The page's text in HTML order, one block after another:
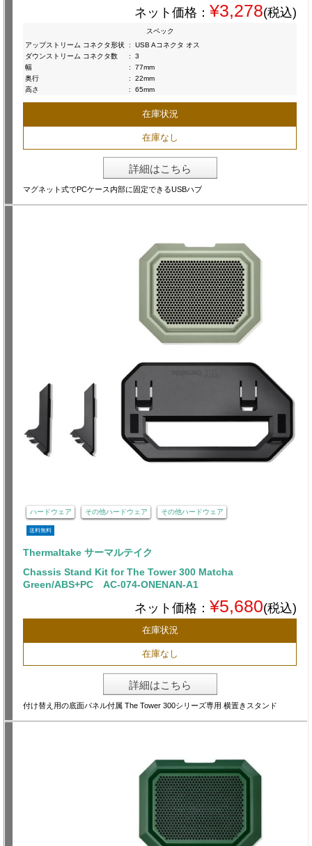
ネット価格： ¥3,278(税込)
スペック
アップストリーム コネクタ形状 :
USB Aコネクタ オス
ダウンストリーム コネクタ数
:
3
幅
:
77mm
奥行
:
22mm
高さ
: 65mm
在庫状況
在庫なし
詳細はこちら
マグネット式でPCケース内部に固定できるUSBハブ
ハードウェア その他ハードウェア その他ハードウェア
送料無料
Thermaltake サーマルテイク
Chassis Stand Kit for The Tower 300 Matcha
Green/ABS+PC AC-074-ONENAN-A1
ネット価格： ¥5,680(税込)
在庫状況
在庫なし
詳細はこちら
付け替え用の底面パネル付属 The Tower 300シリーズ専用 横置きスタンド